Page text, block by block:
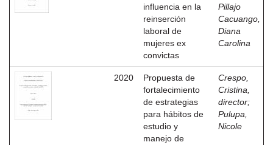
influencia en la
reinserción
laboral de
mujeres ex
convictas
Pillajo
Cacuango,
Diana
Carolina
2020
Propuesta de
fortalecimiento
de estrategias
para hábitos de
estudio y
manejo de
Crespo,
Cristina,
director;
Pulupa,
Nicole